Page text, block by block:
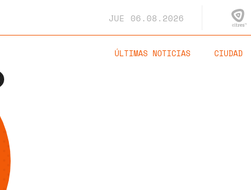
JUE 06.08.2026
ÚLTIMAS NOTICIAS CIUDAD